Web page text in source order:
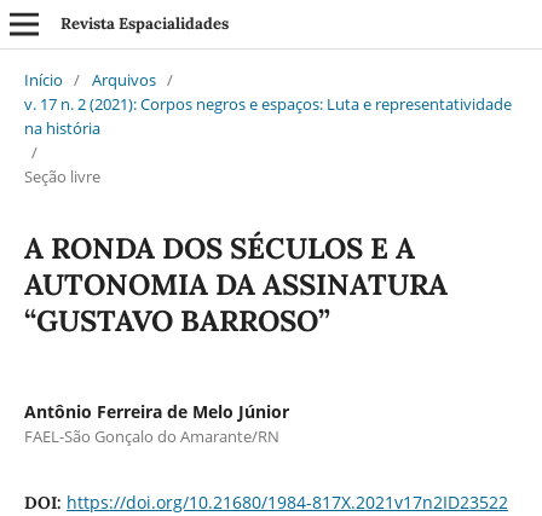
Revista Espacialidades
Início / Arquivos /
v. 17 n. 2 (2021): Corpos negros e espaços: Luta e representatividade
na história
/
Seção livre
A RONDA DOS SÉCULOS E A
AUTONOMIA DA ASSINATURA
“GUSTAVO BARROSO”
Antônio Ferreira de Melo Júnior
FAEL-São Gonçalo do Amarante/RN
DOI: https://doi.org/10.21680/1984-817X.2021v17n2ID23522